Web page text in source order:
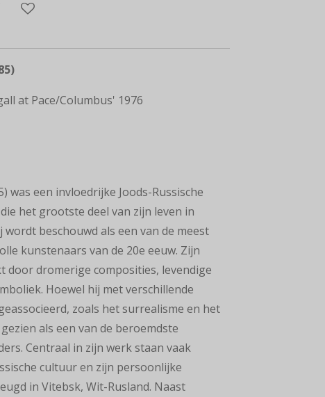
at Pace/Columbus' 1976
was een invloedrijke Joods-Russische
het grootste deel van zijn leven in
wordt beschouwd als een van de meest
kunstenaars van de 20e eeuw. Zijn
door dromerige composities, levendige
Hoewel hij met verschillende
zoals het surrealisme en het
als een van de beroemdste
Centraal in zijn werk staan vaak
cultuur en zijn persoonlijke
in Vitebsk, Wit-Rusland. Naast